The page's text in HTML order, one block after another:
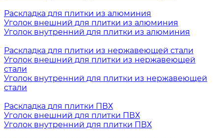
Раскладка для плитки из алюминия
Уголок внешний для плитки из алюминия
Уголок внутренний для плитки из алюминия
Раскладка для плитки из нержавеющей стали
Уголок внешний для плитки из нержавеющей
стали
Уголок внутренний для плитки из нержавеющей
стали
Раскладка для плитки ПВХ
Уголок внешний для плитки ПВХ
Уголок внутренний для плитки ПВХ